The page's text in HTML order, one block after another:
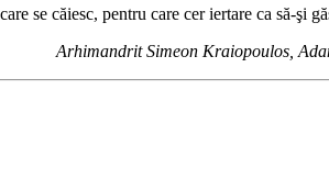
se căiesc, pentru care cer iertare ca să-şi
Arhimandrit Simeon Kraiopoulos,